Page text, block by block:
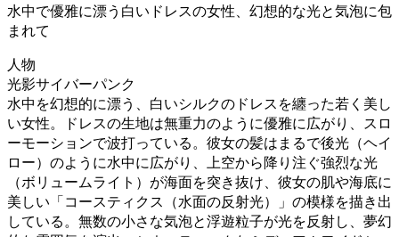
水中で優雅に漂う白いドレスの女性、幻想的な光と気泡に包
まれて
人物
光影サイバーパンク
水中を幻想的に漂う、白いシルクのドレスを纏った若く美し
い女性。ドレスの生地は無重力のように優雅に広がり、スロ
ーモーションで波打っている。彼女の髪はまるで後光（ヘイ
ロー）のように水中に広がり、上空から降り注ぐ強烈な光
（ボリュームライト）が海面を突き抜け、彼女の肌や海底に
美しい「コースティクス（水面の反射光）」の模様を描き出
している。無数の小さな気泡と浮遊粒子が光を反射し、夢幻